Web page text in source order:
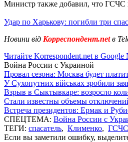
Министр также добавил, что ГСЧС
Удар по Харькову: погибли три
Новини від Корреспондент.netв
Читайте Korrespondent.net в Google
Война России с Украиной
Провал сезона: Москва будет
У Сухопутних військах зробили
Взрыв в Сыктывкаре: возросло
Стали известны объемы
Встреча президентов: Ермак и
СПЕЦТЕМА: Война России с
ТЕГИ: спасатель, Клименко, ГСЧС
Если вы заметили ошибку,